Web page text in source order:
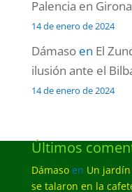
Palencia en Girona
14 de enero de 2024
Dámasoen El
ilusión ante el
14 de enero de 2024
Últimos
Dámasoen Un
se talaron en la